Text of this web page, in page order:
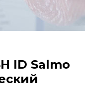
ID Salmo